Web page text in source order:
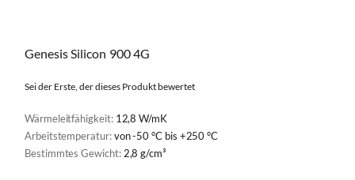
Genesis Silicon 900 4G
Sei der Erste, der dieses Produkt bewertet
Wärmeleitfähigkeit: 12,8 W/mK
Arbeitstemperatur:von -50 °C bis +250 °C
Bestimmtes Gewicht: 2,8 g/cm³